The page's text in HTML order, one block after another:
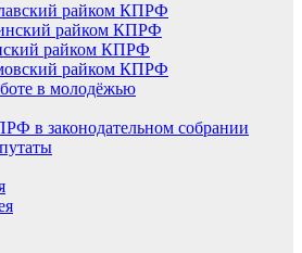
райком КПРФ
райком КПРФ
райком КПРФ
райком КПРФ
в молодёжью
в законодательном собрании